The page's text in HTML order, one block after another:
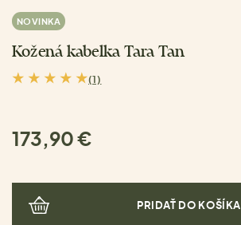
NOVINKA
Kožená kabelka Tara Tan
(1)
173,90 €
PRIDAŤ DO KOŠÍKA